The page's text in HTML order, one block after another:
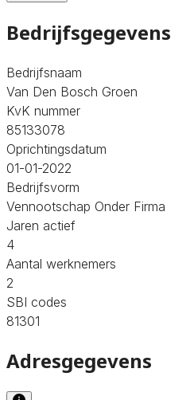
Bedrijfsgegevens
Bedrijfsnaam
Van Den Bosch Groen
KvK nummer
85133078
Oprichtingsdatum
01-01-2022
Bedrijfsvorm
Vennootschap Onder Firma
Jaren actief
4
Aantal werknemers
2
SBI codes
81301
Adresgegevens